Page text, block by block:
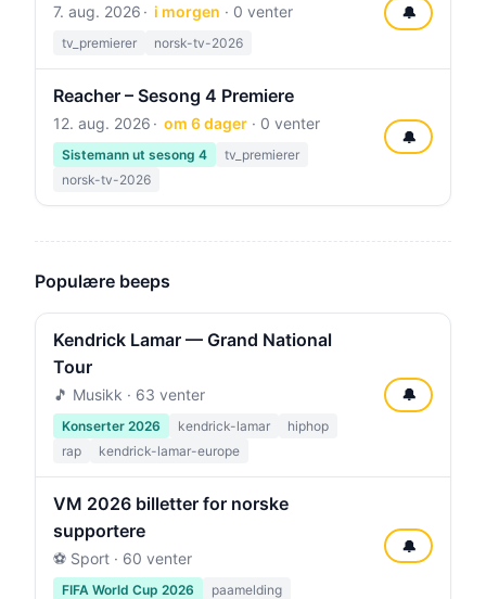
7. aug. 2026 i morgen · 0 venter
tv_premierer norsk-tv-2026
🔔
Reacher – Sesong 4 Premiere
12. aug. 2026 om 6 dager· 0 venter
Sistemann ut sesong 4
tv_premierer
norsk-tv-2026
🔔
Populære beeps
Kendrick Lamar — Grand National
Tour
🎵 Musikk · 63 venter
Konserter 2026 kendrick-lamar
hiphop
rap
kendrick-lamar-europe
🔔
VM 2026 billetter for norske
supportere
⚽ Sport · 60 venter
FIFA World Cup 2026 paamelding
🔔